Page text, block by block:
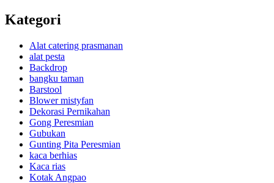
Kategori
Alat catering prasmanan
alat pesta
Backdrop
bangku taman
Barstool
Blower mistyfan
Dekorasi Pernikahan
Gong Peresmian
Gubukan
Gunting Pita Peresmian
kaca berhias
Kaca rias
Kotak Angpao